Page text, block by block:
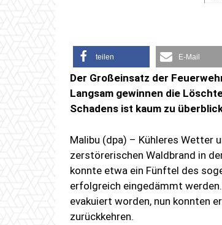
teilen E-Mail
Der Großeinsatz der
Langsam gewinnen die
Schadens ist kaum zu
Malibu (dpa) – Kühleres Wetter
zerstörerischen Waldbrand in
konnte etwa ein Fünftel des
erfolgreich eingedämmt
evakuiert worden, nun konnten
zurückkehren.